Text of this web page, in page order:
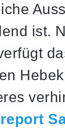
ist.